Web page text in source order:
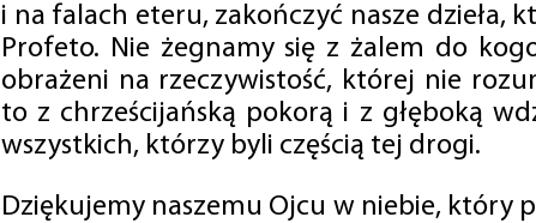
i na falach eteru, zakończyć nasze dzieła,
Profeto. Nie żegnamy się z żalem do
obrażeni na rzeczywistość, której nie
to z chrześcijańską pokorą i z głęboką
wszystkich, którzy byli częścią tej drogi.
Dziękujemy naszemu Ojcu w niebie, który